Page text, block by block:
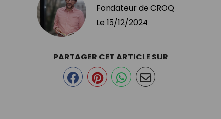
Fondateur de CROQ
Le 15/12/2024
PARTAGER CET ARTICLE SUR